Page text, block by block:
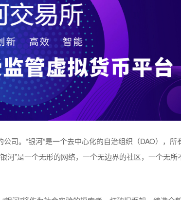
司。“银河”是一个去中心化的自治组织（DAO），所
河”是一个无形的网络，一个无边界的社区，一个无所